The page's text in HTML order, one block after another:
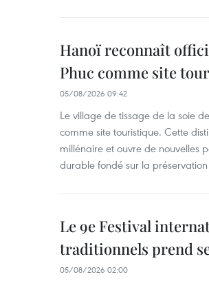
Hanoï reconnaît
Phuc comme site
05/08/2026 09:42
Le village de tissage de la soie
comme site touristique. Cette
millénaire et ouvre de nouvelles
durable fondé sur la
Le 9e Festival
traditionnels prend
05/08/2026 02:00